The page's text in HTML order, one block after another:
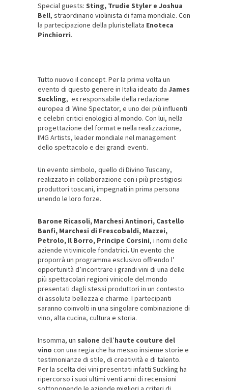
Special guests: Sting, Trudie Styler e Joshua
Bell, straordinario violinista di fama mondiale. Con
la partecipazione della pluristellata Enoteca
Pinchiorri.
Tutto nuovo il concept. Per la prima volta un
evento di questo genere in Italia ideato da James
Suckling, ex responsabile della redazione
europea di Wine Spectator, e uno dei più influenti
e celebri critici enologici al mondo. Con lui, nella
progettazione del format e nella realizzazione,
IMG Artists, leader mondiale nel management
dello spettacolo e dei grandi eventi.
Un evento simbolo, quello di Divino Tuscany,
realizzato in collaborazione con i più prestigiosi
produttori toscani, impegnati in prima persona
unendo le loro forze.
Barone Ricasoli, Marchesi Antinori, Castello
Banfi, Marchesi di Frescobaldi, Mazzei,
Petrolo, Il Borro, Principe Corsini, i nomi delle
aziende vitivinicole fondatrici. Un evento che
proporrà un programma esclusivo offrendo l’
opportunità d’incontrare i grandi vini di una delle
più spettacolari regioni vinicole del mondo
presentati dagli stessi produttori in un contesto
di assoluta bellezza e charme. I partecipanti
saranno coinvolti in una singolare combinazione di
vino, alta cucina, cultura e storia.
Insomma, un salone dell’haute couture del
vino con una regia che ha messo insieme storie e
testimonianze di stile, di creatività e di talento.
Per la scelta dei vini presentati infatti Suckling ha
ripercorso i suoi ultimi venti anni di recensioni